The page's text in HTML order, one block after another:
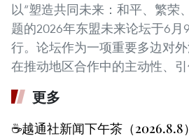
以“塑造共同未来：和平、繁荣
题的2026年东盟未来论坛于6月
行。论坛作为一项重要多边对
在推动地区合作中的主动性、引
更多
☕️越通社新闻下午茶（2026.8.8）